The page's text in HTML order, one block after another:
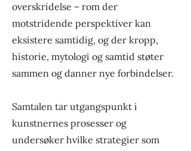
overskridelse – rom der
motstridende perspektiver kan
eksistere samtidig, og der kropp,
historie, mytologi og samtid støter
sammen og danner nye forbindelser.
Samtalen tar utgangspunkt i
kunstnernes prosesser og
undersøker hvilke strategier som